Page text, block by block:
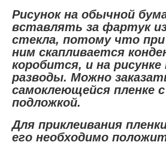
Рисунок на обычной
вставлять за фартук
стекла, потому что при
ним скапливается
коробится, и на
разводы. Можно
самоклеющейся пленке с
подложкой.
Для приклеивания
его необходимо